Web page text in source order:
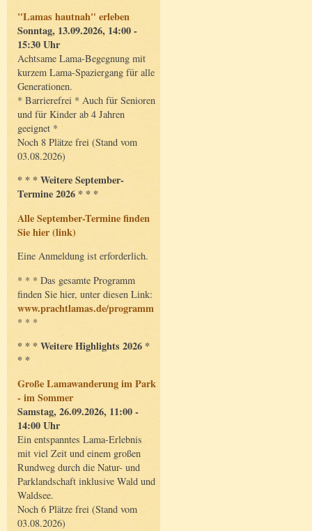
"Lamas hautnah" erleben
Sonntag, 13.09.2026, 14:00 -
15:30 Uhr
Achtsame Lama-Begegnung mit
kurzem Lama-Spaziergang für alle
Generationen.
* Barrierefrei * Auch für Senioren
und für Kinder ab 4 Jahren
geeignet *
Noch 8 Plätze frei (Stand vom
03.08.2026)
* * * Weitere September-
Termine 2026 * * *
Alle September-Termine finden
Sie hier (link)
Eine Anmeldung ist erforderlich.
* * * Das gesamte Programm
finden Sie hier, unter diesen Link:
www.prachtlamas.de/programm
* * *
* * * Weitere Highlights 2026 *
* *
Große Lamawanderung im Park
- im Sommer
Samstag, 26.09.2026, 11:00 -
14:00 Uhr
Ein entspanntes Lama-Erlebnis
mit viel Zeit und einem großen
Rundweg durch die Natur- und
Parklandschaft inklusive Wald und
Waldsee.
Noch 6 Plätze frei (Stand vom
03.08.2026)